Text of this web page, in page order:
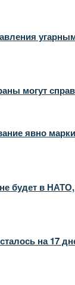
могут
явно
будет в
на 17